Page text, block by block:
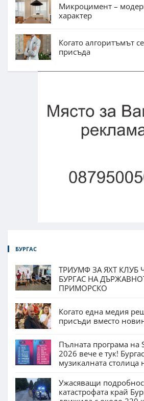
Микроцимент –
характер
Когато алгоритъмът
присъда
БУРГАС
ТРИУМФ ЗА ЯХТ КЛУБ
БУРГАС НА
ПРИМОРСКО
Когато една медия
присъди вместо
Пълната програма на
2026 вече е тук!
музикалната столица
Ужасяващи
катастрофата край